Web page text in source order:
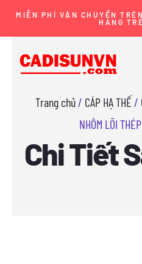
MIỄN PHÍ VẬN CHUYỂN
HÀNG
Trang chủ/ CÁP HẠ THẾ /
NHÔM LÕI
Chi Tiết